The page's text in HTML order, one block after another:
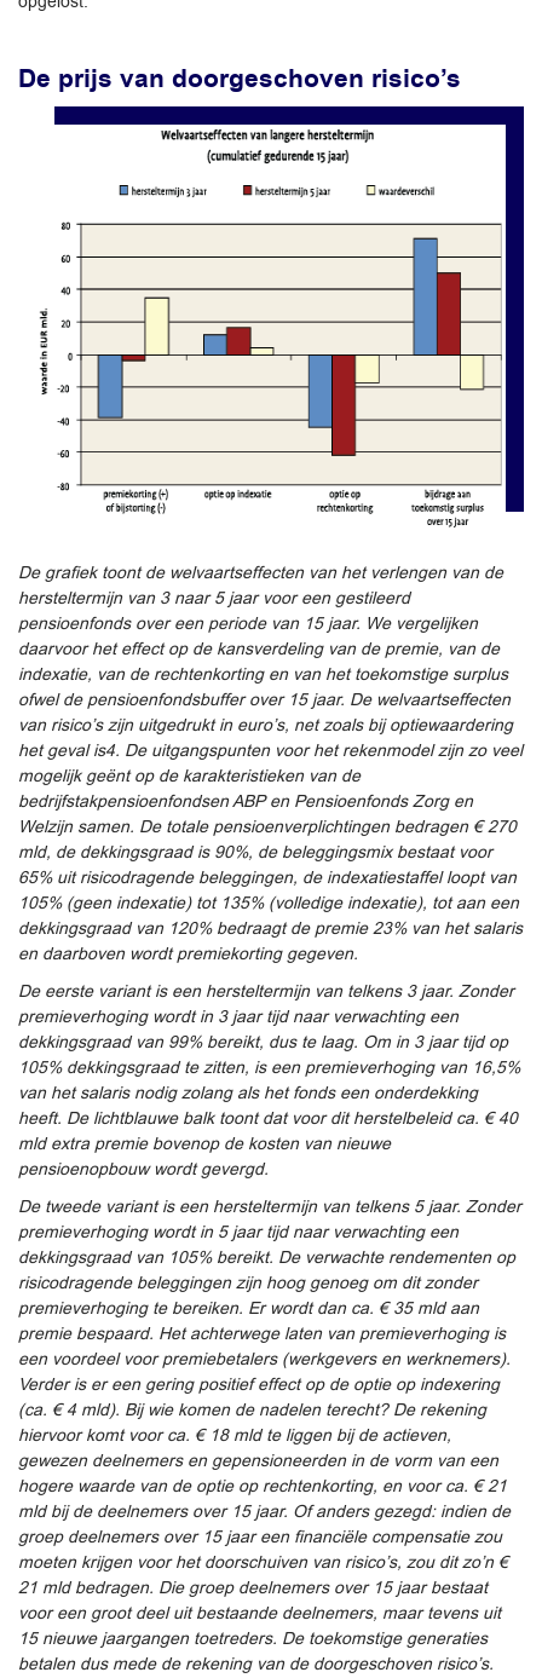
De prijs van doorgeschoven risico’s
De grafiek toont de welvaartseffecten van het verlengen van de
hersteltermijn van 3 naar 5 jaar voor een gestileerd
pensioenfonds over een periode van 15 jaar. We vergelijken
daarvoor het effect op de kansverdeling van de premie, van de
indexatie, van de rechtenkorting en van het toekomstige surplus
ofwel de pensioenfondsbuffer over 15 jaar. De welvaartseffecten
van risico’s zijn uitgedrukt in euro’s, net zoals bij optiewaardering
het geval is4. De uitgangspunten voor het rekenmodel zijn zo veel
mogelijk geënt op de karakteristieken van de
bedrijfstakpensioenfondsen ABP en Pensioenfonds Zorg en
Welzijn samen. De totale pensioenverplichtingen bedragen € 270
mld, de dekkingsgraad is 90%, de beleggingsmix bestaat voor
65% uit risicodragende beleggingen, de indexatiestaffel loopt van
105% (geen indexatie) tot 135% (volledige indexatie), tot aan een
dekkingsgraad van 120% bedraagt de premie 23% van het salaris
en daarboven wordt premiekorting gegeven.
De eerste variant is een hersteltermijn van telkens 3 jaar. Zonder
premieverhoging wordt in 3 jaar tijd naar verwachting een
dekkingsgraad van 99% bereikt, dus te laag. Om in 3 jaar tijd op
105% dekkingsgraad te zitten, is een premieverhoging van 16,5%
van het salaris nodig zolang als het fonds een onderdekking
heeft. De lichtblauwe balk toont dat voor dit herstelbeleid ca. € 40
mld extra premie bovenop de kosten van nieuwe
pensioenopbouw wordt gevergd.
De tweede variant is een hersteltermijn van telkens 5 jaar. Zonder
premieverhoging wordt in 5 jaar tijd naar verwachting een
dekkingsgraad van 105% bereikt. De verwachte rendementen op
risicodragende beleggingen zijn hoog genoeg om dit zonder
premieverhoging te bereiken. Er wordt dan ca. € 35 mld aan
premie bespaard. Het achterwege laten van premieverhoging is
een voordeel voor premiebetalers (werkgevers en werknemers).
Verder is er een gering positief effect op de optie op indexering
(ca. € 4 mld). Bij wie komen de nadelen terecht? De rekening
hiervoor komt voor ca. € 18 mld te liggen bij de actieven,
gewezen deelnemers en gepensioneerden in de vorm van een
hogere waarde van de optie op rechtenkorting, en voor ca. € 21
mld bij de deelnemers over 15 jaar. Of anders gezegd: indien de
groep deelnemers over 15 jaar een financiële compensatie zou
moeten krijgen voor het doorschuiven van risico’s, zou dit zo’n €
21 mld bedragen. Die groep deelnemers over 15 jaar bestaat
voor een groot deel uit bestaande deelnemers, maar tevens uit
15 nieuwe jaargangen toetreders. De toekomstige generaties
betalen dus mede de rekening van de doorgeschoven risico’s.